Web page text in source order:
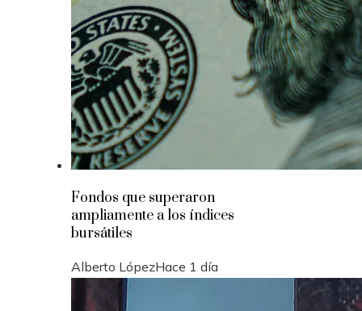
Fondos que superaron
ampliamente a los índices
bursátiles
Alberto LópezHace 1 día